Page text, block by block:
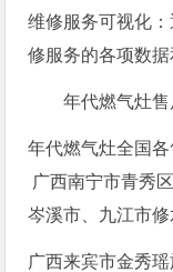
维修服务可视化
修服务的各项数据
年代燃气灶
年代燃气灶全国
广西南宁市青秀
岑溪市、九江市
广西来宾市金秀